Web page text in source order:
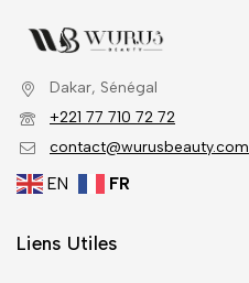
Dakar, Sénégal
+221 77 710 72 72
contact@wurusbeauty.com
EN FR
Liens Utiles